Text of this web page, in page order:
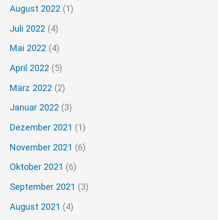
August 2022 (1)
Juli 2022 (4)
Mai 2022 (4)
April 2022 (5)
März 2022 (2)
Januar 2022 (3)
Dezember 2021 (1)
November 2021 (6)
Oktober 2021 (6)
September 2021 (3)
August 2021 (4)